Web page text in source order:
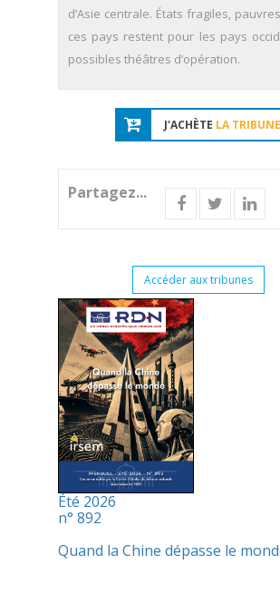
d’Asie centrale. États fragiles,
ces pays restent pour les pays
possibles théâtres d’opération.
J'ACHÈTE LA TRIBUNE
Partagez...
Accéder aux tribunes
Été 2026
n° 892
Quand la Chine dépasse le